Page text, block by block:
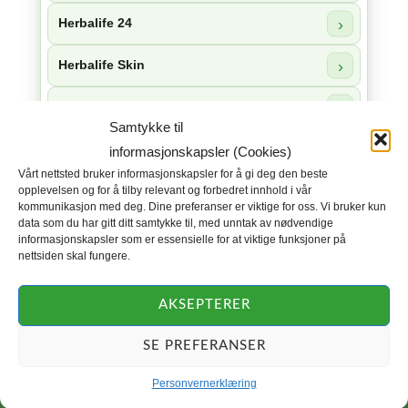
Samtykke til
informasjonskapsler (Cookies)
Vårt nettsted bruker informasjonskapsler for å gi deg den beste
opplevelsen og for å tilby relevant og forbedret innhold i vår
kommunikasjon med deg. Dine preferanser er viktige for oss. Vi bruker kun
data som du har gitt ditt samtykke til, med unntak av nødvendige
informasjonskapsler som er essensielle for at viktige funksjoner på
nettsiden skal fungere.
AKSEPTERER
SE PREFERANSER
Personvernerklæring
Herbalife 24
Herbalife Skin
Herbal Aloe
Tilbehør
Nyheter
les hvordan!